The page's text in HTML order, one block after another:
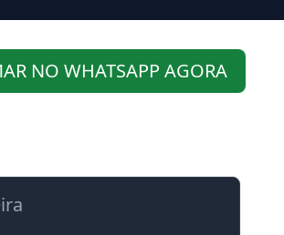
NO WHATSAPP AGORA